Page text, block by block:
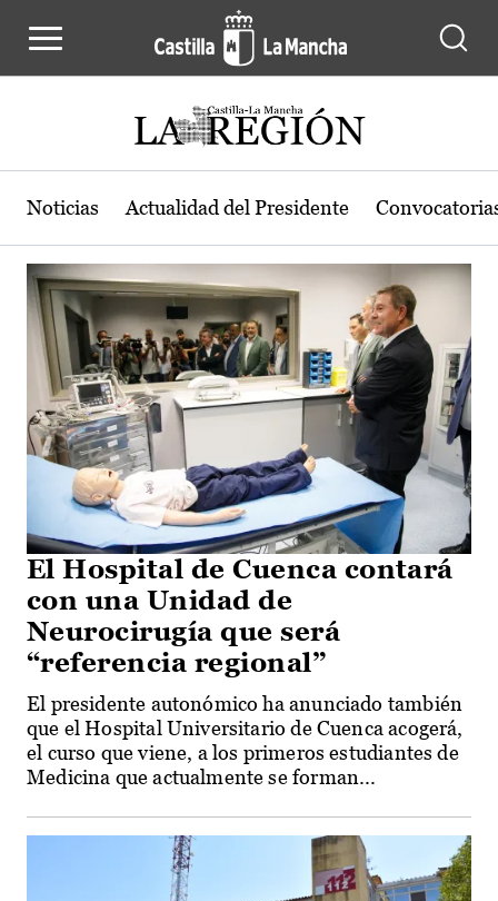
Actualidad de la región de Castilla-
Noticias Actualidad del Presidente
El Hospital de Cuenca contará
con una Unidad de
Neurocirugía que será
“referencia regional”
El presidente autonómico ha anunciado también
que el Hospital Universitario de Cuenca acogerá,
el curso que viene, a los primeros estudiantes de
Medicina que actualmente se forman...